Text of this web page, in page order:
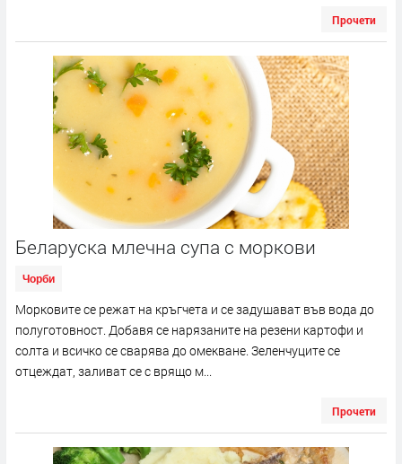
Прочети
Беларуска млечна супа с моркови
Чорби
Морковите се режат на кръгчета и се задушават във вода до
полуготовност. Добавя се нарязаните на резени картофи и
солта и всичко се сварява до омекване. Зеленчуците се
отцеждат, заливат се с врящо м...
Прочети